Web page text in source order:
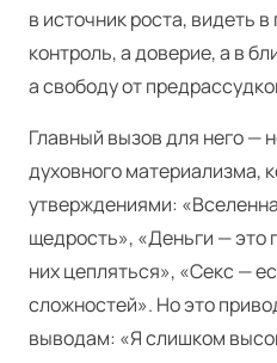
в источник роста, видеть
контроль, а доверие, а в
а свободу от
Главный вызов для него —
духовного материализма,
утверждениями:
щедрость», «Деньги — это
них цепляться», «Секс —
сложностей». Но это
выводам: «Я слишком